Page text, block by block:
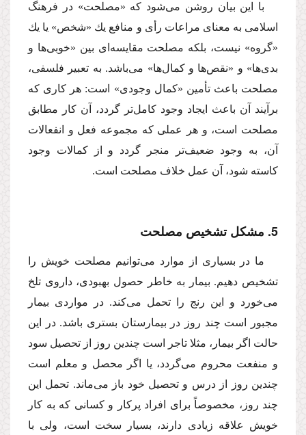
با این بیان روشن مى‌شود كه «مصلحت» در فرهنگ
اسلامى به معناى مراعات رأى و منافع یك «شخص» یا یك
«گروه» نیست، بلكه مصلحت مقایسه‌اى بین «خوبى‌ها و
بدى‌ها» و «نقص‌ها و كمال‌ها» مى‌باشد. به تعبیر فلسفى،
مصلحت باعث تأمین «كمال وجودى» است: هر كارى كه
برآیند آن باعث ایجاد وجود كامل‌تر گردد، آن كار مطابق
مصلحت است، و هر عملى كه مجموعه فعل و انفعالات
آن، به وجود ضعیف‌تر منجر گردد و از كمالات وجود
كاسته شود، آن عمل خلاف مصلحت است.
5. مشكل تشخیص مصلحت
ما در بسیارى از موارد مى‌توانیم مصلحت خویش را
تشخیص دهیم. بیمار به خاطر حصول بهبودى، داروى تلخ
مى‌خورد و این رنج را تحمل مى‌كند. در مواردى بیمار
مجبور است چند روز در بیمارستان بسترى باشد. در این
حالت اگر بیمار، مثلا تاجر است چندین روز از تحصیل سود
و منفعت محروم مى‌گردد، یا اگر محصل و معلم است
چندین روز از درس و تحصیل خود باز مى‌ماند. تحمل این
چند روز، مخصوصاً براى افراد پركار و كسانى كه به كار
خویش علاقه زیادى دارند، بسیار سخت است، ولى با